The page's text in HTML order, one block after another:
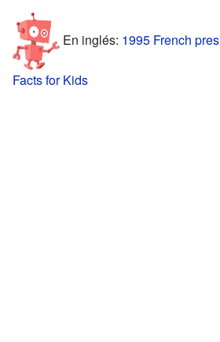
En inglés: 1995 French
Facts for Kids